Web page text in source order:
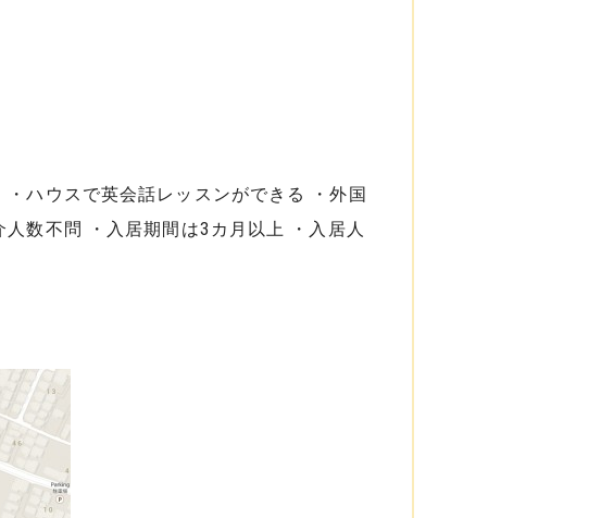
ハウスで英会話レッスンができる ・外国
数不問 ・入居期間は3カ月以上 ・入居人